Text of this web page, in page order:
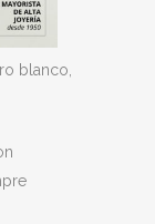
blanco,